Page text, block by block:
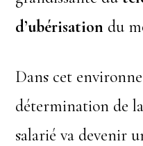
d’ubérisation du
Dans cet
détermination de
salarié va devenir